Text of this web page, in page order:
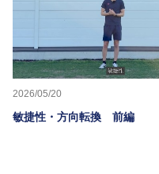
2026/05/20
敏捷性・方向転換 前編